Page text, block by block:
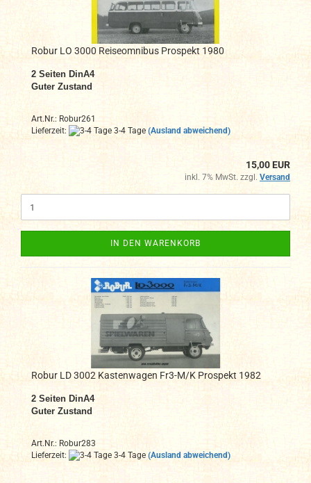
Robur LO 3000 Reiseomnibus Prospekt 1980
2 Seiten DinA4
Guter Zustand
Art.Nr.: Robur261
Lieferzeit:
3-4 Tage (Ausland abweichend)
15,00 EUR
inkl. 7% MwSt. zzgl. Versand
IN DEN WARENKORB
Robur LD 3002 Kastenwagen Fr3-M/K Prospekt 1982
2 Seiten DinA4
Guter Zustand
Art.Nr.: Robur283
Lieferzeit:
3-4 Tage (Ausland abweichend)